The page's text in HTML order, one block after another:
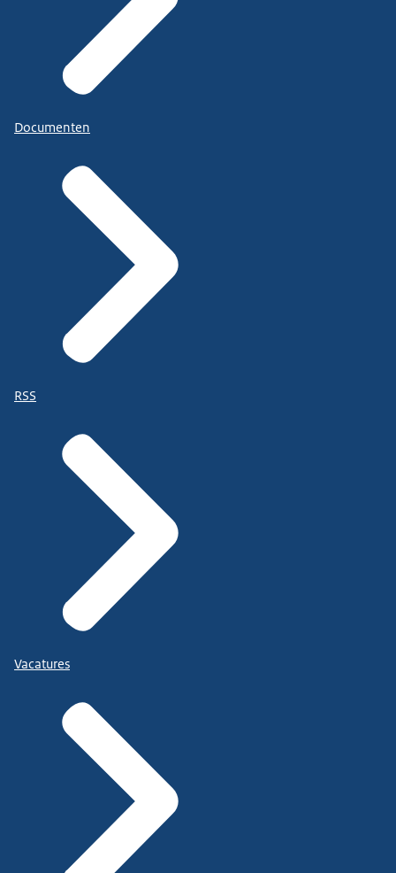
Documenten
RSS
Vacatures